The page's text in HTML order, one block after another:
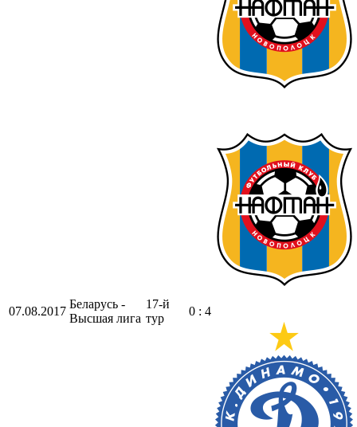
07.08.2017
Беларусь -
Высшая лига
17-й
тур
0 : 4